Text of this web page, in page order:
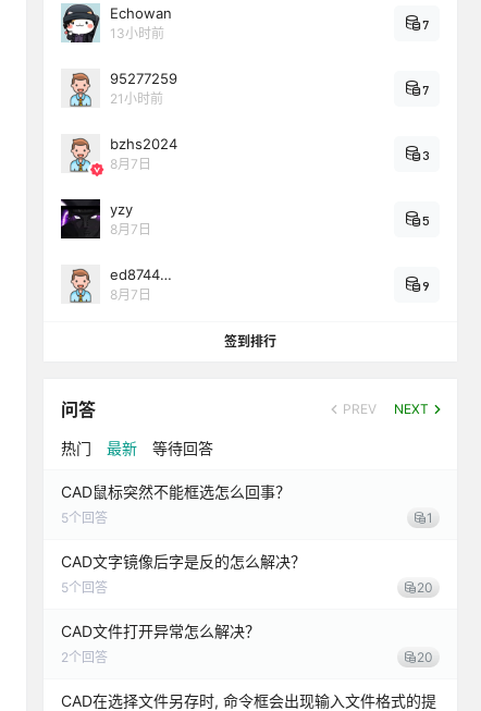
Echowan
13小时前
7
95277259
21小时前
7
bzhs2024
8月7日
3
yzy
8月7日
5
ed8744…
8月7日
9
签到排行
问答 PREV NEXT
热门 最新 等待回答
CAD鼠标突然不能框选怎么回事？
5个回答 1
CAD文字镜像后字是反的怎么解决？
5个回答 20
CAD文件打开异常怎么解决？
2个回答 20
CAD在选择文件另存时, 命令框会出现输入文件格式的提